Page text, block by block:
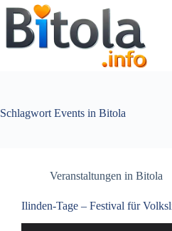
Schlagwort Events in Bitola
Veranstaltungen in Bitola
Ilinden-Tage – Festival für